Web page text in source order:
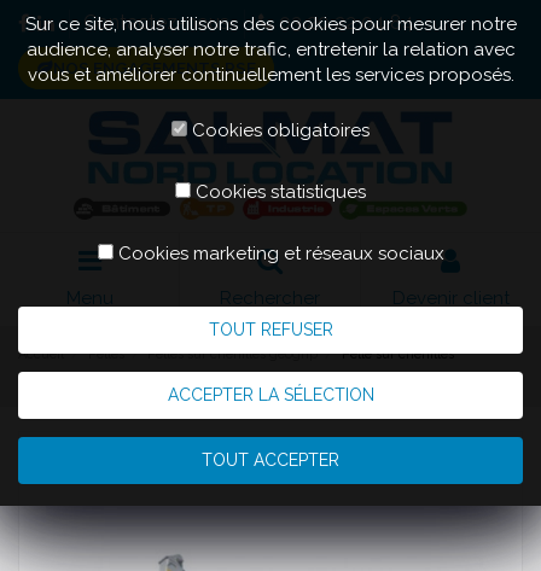
Contactez-nous 03 20 22 04 84
NOS ENGAGEMENTS RSE
Menu Rechercher Devenir client
Accueil Pelles Pelles sur chenilles géogrip
Pelle sur chenilles
géogrip 15T
Sur ce site, nous utilisons des cookies pour mesurer notre
audience, analyser notre trafic, entretenir la relation avec
vous et améliorer continuellement les services proposés.
Cookies obligatoires
Cookies statistiques
Cookies marketing et réseaux sociaux
TOUT REFUSER
ACCEPTER LA SÉLECTION
TOUT ACCEPTER